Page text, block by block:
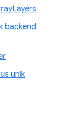
backend
unik